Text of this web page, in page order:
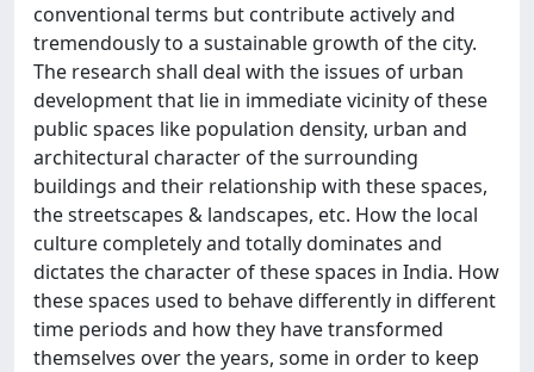
conventional terms but contribute actively and
tremendously to a sustainable growth of the city.
The research shall deal with the issues of urban
development that lie in immediate vicinity of these
public spaces like population density, urban and
architectural character of the surrounding
buildings and their relationship with these spaces,
the streetscapes & landscapes, etc. How the local
culture completely and totally dominates and
dictates the character of these spaces in India. How
these spaces used to behave differently in different
time periods and how they have transformed
themselves over the years, some in order to keep